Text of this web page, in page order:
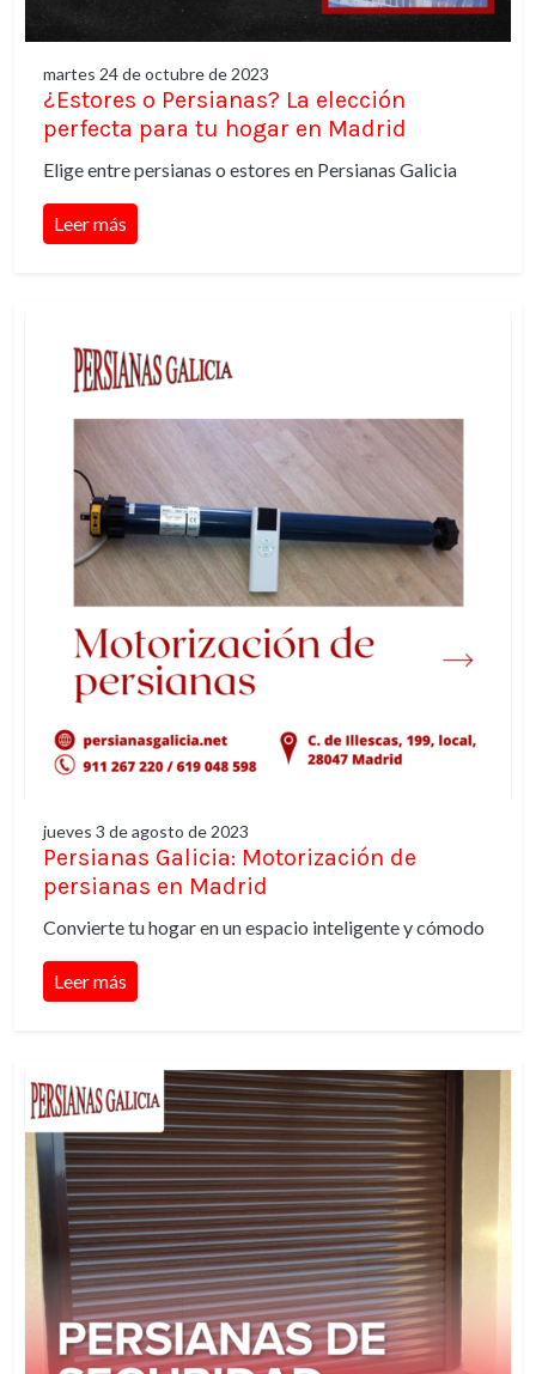
martes 24 de octubre de 2023
¿Estores o Persianas? La elección
perfecta para tu hogar en Madrid
Elige entre persianas o estores en Persianas Galicia
Leer más
jueves 3 de agosto de 2023
Persianas Galicia: Motorización de
persianas en Madrid
Convierte tu hogar en un espacio inteligente y cómodo
Leer más